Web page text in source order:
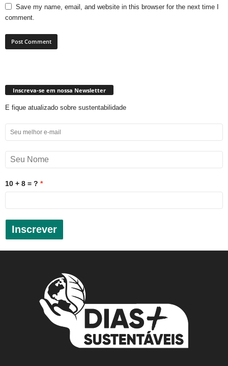
Save my name, email, and website in this browser for the next time I
comment.
Inscreva-se em nossa Newsletter
E fique atualizado sobre sustentabilidade
10 + 8 = ?
Inscrever